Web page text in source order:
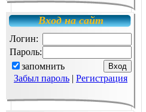
Вход на сайт
Логин:
Пароль:
запомнить
Забыл пароль | Регистрация